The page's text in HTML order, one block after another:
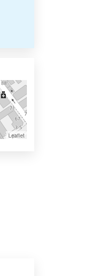
Leaflet